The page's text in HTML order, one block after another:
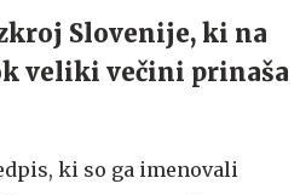
Slovenije, ki na
veliki večini prinaša
ki so ga imenovali